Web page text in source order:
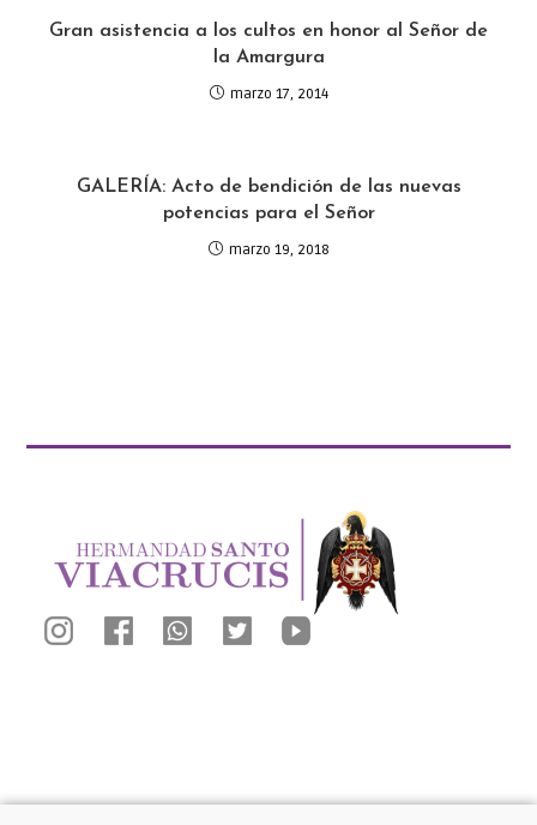
Gran asistencia a los cultos en honor al Señor de
la Amargura
marzo 17, 2014
GALERÍA: Acto de bendición de las nuevas
potencias para el Señor
marzo 19, 2018